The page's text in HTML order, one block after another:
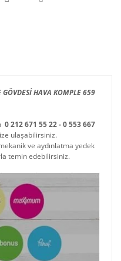
HAVA KOMPLE 659
0 212 671 55 22 - 0 553 667
ulaşabilirsiniz.
ve aydınlatma yedek
temin edebilirsiniz.